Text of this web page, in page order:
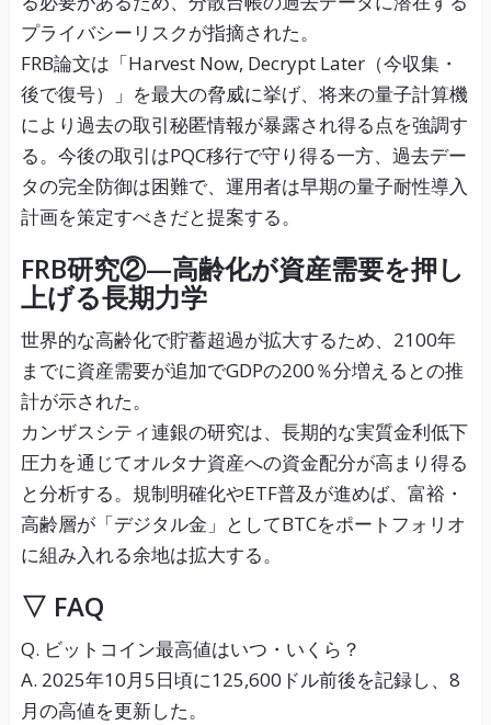
プライバシーリスクが指摘された。
FRB論文は「Harvest Now, Decrypt Later（今収集・
後で復号）」を最大の脅威に挙げ、将来の量子計算機
により過去の取引秘匿情報が暴露され得る点を強調す
る。今後の取引はPQC移行で守り得る一方、過去デー
タの完全防御は困難で、運用者は早期の量子耐性導入
計画を策定すべきだと提案する。
FRB研究②—高齢化が資産需要を押し
上げる長期力学
世界的な高齢化で貯蓄超過が拡大するため、2100年
までに資産需要が追加でGDPの200％分増えるとの推
計が示された。
カンザスシティ連銀の研究は、長期的な実質金利低下
圧力を通じてオルタナ資産への資金配分が高まり得る
と分析する。規制明確化やETF普及が進めば、富裕・
高齢層が「デジタル金」としてBTCをポートフォリオ
に組み入れる余地は拡大する。
▽ FAQ
Q. ビットコイン最高値はいつ・いくら？
A. 2025年10月5日頃に125,600ドル前後を記録し、8
月の高値を更新した。